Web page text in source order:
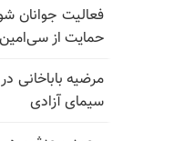
فعالیت جوانان
حمایت از
مرضیه باباخانی
سیمای آزادی